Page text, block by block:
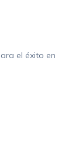
el éxito en